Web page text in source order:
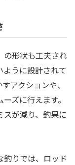
の形状も工夫され
うに設計されて
アクションや、
ズに行えます。
が減り、釣果に
りでは、ロッド